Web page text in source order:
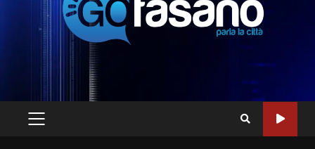
PRIMARY